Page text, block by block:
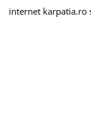
internet karpatia.ro